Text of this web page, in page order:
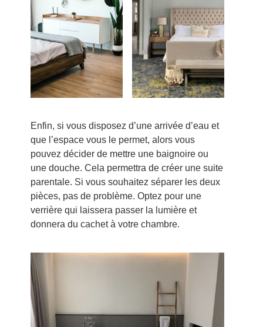
Enfin, si vous disposez d’une arrivée d’eau et
que l’espace vous le permet, alors vous
pouvez décider de mettre une baignoire ou
une douche. Cela permettra de créer une suite
parentale. Si vous souhaitez séparer les deux
pièces, pas de problème. Optez pour une
verrière qui laissera passer la lumière et
donnera du cachet à votre chambre.